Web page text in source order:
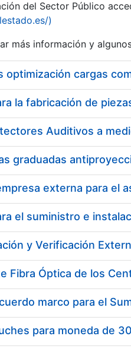
del Sector Público
)
más información y
optimización cargas
la fabricación de
el suministro e
para moneda de